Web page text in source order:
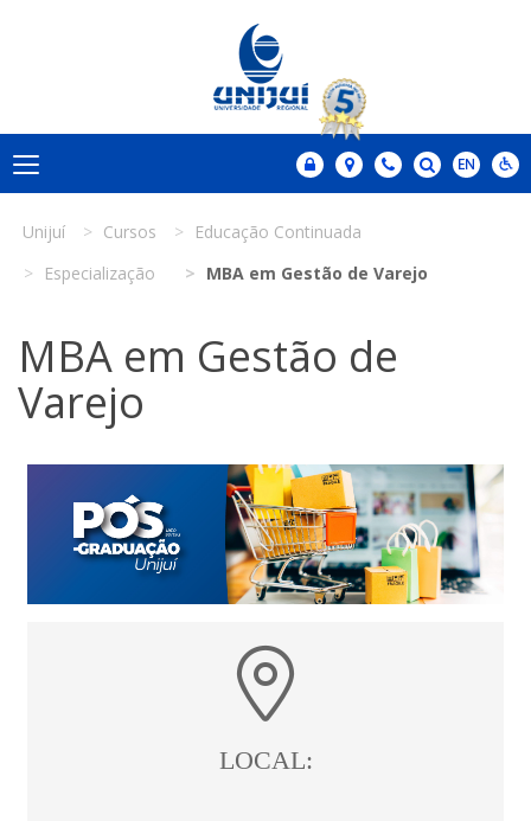
Unijuí Cursos
Educação Continuada
Especialização
MBA em Gestão de Varejo
MBA em Gestão de
Varejo